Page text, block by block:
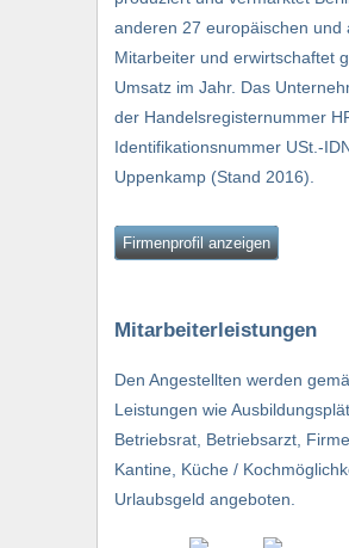
anderen 27 europäischen
Mitarbeiter und erwirtschaftet
Umsatz im Jahr. Das
der Handelsregisternummer
Identifikationsnummer USt.-
Uppenkamp (Stand 2016).
Firmenprofil anzeigen
Mitarbeiterleistungen
Den Angestellten werden
Leistungen wie
Betriebsrat, Betriebsarzt,
Kantine, Küche /
Urlaubsgeld angeboten.